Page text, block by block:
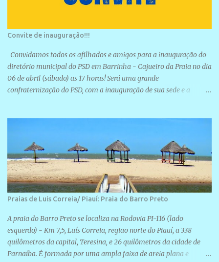
Convite de inauguração!!!
Convidamos todos os afilhados e amigos para a inauguração do
diretório municipal do PSD em Barrinha - Cajueiro da Praia no dia
06 de abril (sábado) as 17 horas! Será uma grande
confraternização do PSD, com a inauguração de sua sede e a
Praias de Luis Correia/ Piauí: Praia do Barro Preto
A praia do Barro Preto se localiza na Rodovia PI-116 (lado
esquerdo) - Km 7,5, Luís Correia, região norte do Piauí, a 338
quilômetros da capital, Teresina, e 26 quilômetros da cidade de
Parnaíba. É formada por uma ampla faixa de areia plana e